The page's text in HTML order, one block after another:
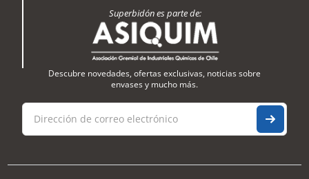
Superbidón es parte de:
Descubre novedades, ofertas exclusivas, noticias sobre
envases y mucho más.